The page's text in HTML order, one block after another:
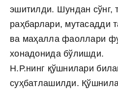
эшитилди. Шундан сўнг,
раҳбарлари, мутасадди
ва маҳалла фаоллари
хонадонида бўлишди.
Н.Р.нинг қўшнилари
суҳбатлашилди.